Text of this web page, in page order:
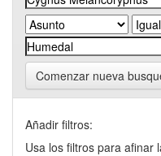
Comenzar nueva
Añadir filtros:
Usa los filtros para afinar